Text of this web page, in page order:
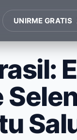
UNIRME GRATIS